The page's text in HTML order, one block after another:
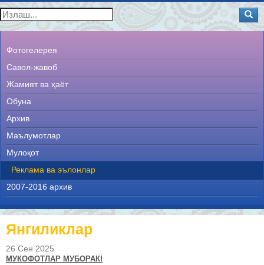
Фотогелерея
Савол-жавоб
Жамият ва ҳаёт
Обуна
Архив
Маълумотлар
Мулоқот
Реклама ва эълонлар
2007-2016 архив
Янгиликлар
26 Сен 2025
МУКОФОТЛАР МУБОРАК!